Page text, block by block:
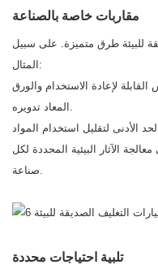
مقاربات خاصة بالصناعة
للبيئة طرق متميزة. على سبيل
المثال:
لإعادة الاستخدام والورق
المعاد تدويره.
الآثار البيئية المحددة لكل
صناعة.
تلبية احتياجات محددة